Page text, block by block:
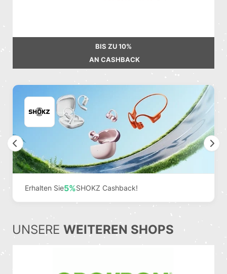
BIS ZU10%
AN CASHBACK
Erhalten Sie5%SHOKZ Cashback!
Previous
UNSERE WEITEREN SHOPS